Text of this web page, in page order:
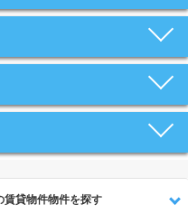
賃貸物件物件を探す